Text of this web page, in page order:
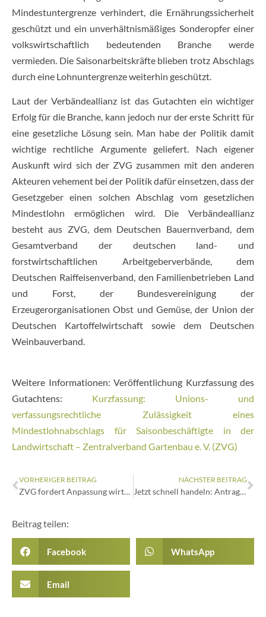
Mindestuntergrenze verhindert, die Ernährungssicherheit
geschützt und ein unverhältnismäßiges Sonderopfer einer
volkswirtschaftlich bedeutenden Branche werde
vermieden. Die Saisonarbeitskräfte blieben trotz Abschlags
durch eine Lohnuntergrenze weiterhin geschützt.
Laut der Verbändeallianz ist das Gutachten ein wichtiger
Erfolg für die Branche, kann jedoch nur der erste Schritt für
eine gesetzliche Lösung sein. Man habe der Politik damit
wichtige rechtliche Argumente geliefert. Nach eigener
Auskunft wird sich der ZVG zusammen mit den anderen
Akteuren vehement bei der Politik dafür einsetzen, dass der
Gesetzgeber einen solchen Abschlag vom gesetzlichen
Mindestlohn ermöglichen wird. Die Verbändeallianz
besteht aus ZVG, dem Deutschen Bauernverband, dem
Gesamtverband der deutschen land- und
forstwirtschaftlichen Arbeitgeberverbände, dem
Deutschen Raiffeisenverband, den Familienbetrieben Land
und Forst, der Bundesvereinigung der
Erzeugerorganisationen Obst und Gemüse, der Union der
Deutschen Kartoffelwirtschaft sowie dem Deutschen
Weinbauverband.
Weitere Informationen: Veröffentlichung Kurzfassung des
Gutachtens: Kurzfassung: Unions- und
verfassungsrechtliche Zulässigkeit eines
Mindestlohnabschlags für Saisonbeschäftigte in der
Landwirtschaft – Zentralverband Gartenbau e. V. (ZVG)
VORHERIGER BEITRAG
ZVG fordert Anpassung wirtschaftlicher Rahmenbedingungen
NÄCHSTER BEITRAG
Jetzt schnell handeln: Antragsverfahren zur Carbon-Leakage-Kompensation am 12. Juni 2026 gestartet
Beitrag teilen:
Facebook WhatsApp
Email